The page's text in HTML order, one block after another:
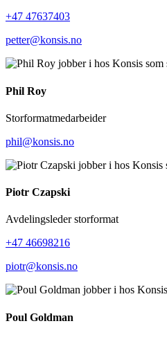
+47 47637403
petter@konsis.no
Phil Roy
Storformatmedarbeider
phil@konsis.no
Piotr Czapski
Avdelingsleder storformat
+47 46698216
piotr@konsis.no
Poul Goldman